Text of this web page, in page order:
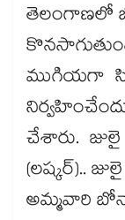
తెలంగాణలో
ముగియగా
చేశారు.
(లష్కర్)..
అమ్మవారి